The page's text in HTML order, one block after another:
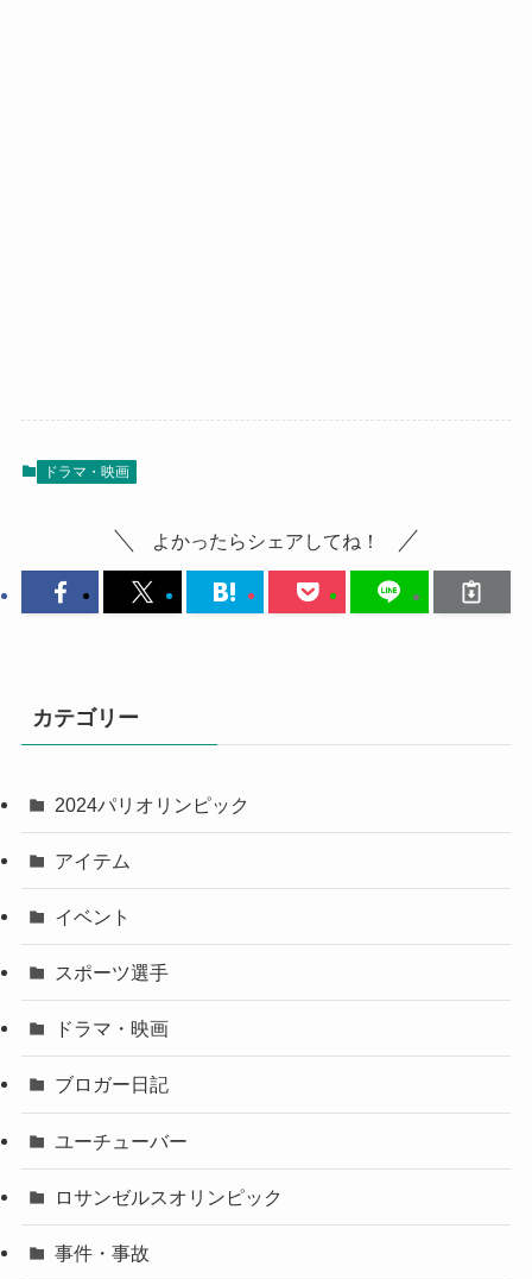
ドラマ・映画
よかったらシェアしてね！
カテゴリー
2024パリオリンピック
アイテム
イベント
スポーツ選手
ドラマ・映画
ブロガー日記
ユーチューバー
ロサンゼルスオリンピック
事件・事故